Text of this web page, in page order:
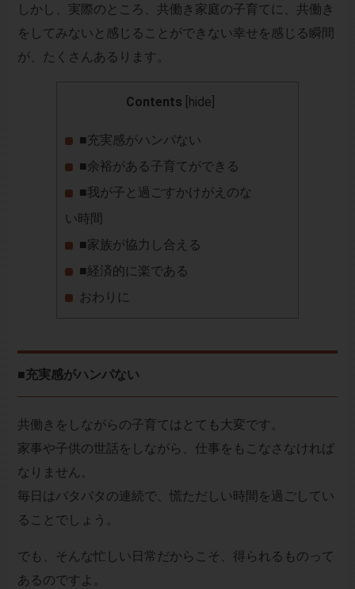
しかし、実際のところ、共働き家庭の子育てに、共働き
をしてみないと感じることができない幸せを感じる瞬間
が、たくさんあるります。
Contents hide
■充実感がハンパない
■余裕がある子育てができる
■我が子と過ごすかけがえのな
い時間
■家族が協力し合える
■経済的に楽である
おわりに
■充実感がハンパない
共働きをしながらの子育てはとても大変です。
家事や子供の世話をしながら、仕事をもこなさなければ
なりません。
毎日はバタバタの連続で、慌ただしい時間を過ごしてい
ることでしょう。
でも、そんな忙しい日常だからこそ、得られるものって
あるのですよ。